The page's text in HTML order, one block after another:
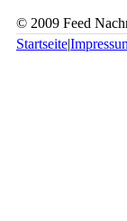
© 2009 Feed
Startseite|